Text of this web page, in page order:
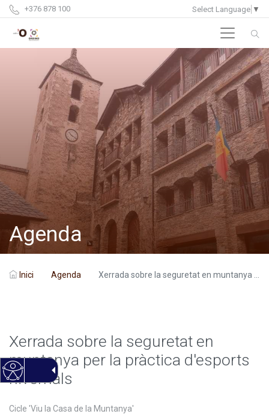
+376 878 100 Select Language ▼
Agenda
Inici Agenda Xerrada sobre la seguretat en muntanya ...
Xerrada sobre la seguretat en
muntanya per la pràctica d'esports
hivernals
Cicle 'Viu la Casa de la Muntanya'